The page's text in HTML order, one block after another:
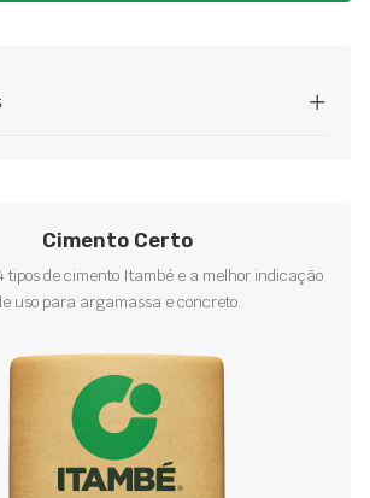
Cimento Certo
tipos de cimento Itambé e a melhor indicação
uso para argamassa e concreto.